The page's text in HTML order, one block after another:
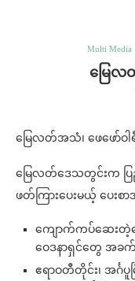
Multi Media
မြေလ
မြေလတ်အသံ၊ ဖေဖော်ဝါရီ
မြေလတ်ဒေသတွင်းက
ဖတ်ကြားပေးမယ့် ပေးစ
ကျောက်ကပ်ဆေးတဲ့
ဝေဒနာရှင်တွေ အခ
ဧရာဝတီတိုင်း၊ အင်္ဂ